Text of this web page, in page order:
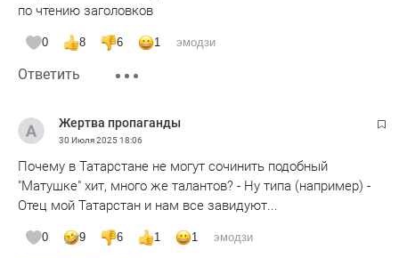
по чтению заголовков
0 8 6 1 эмодзи
Ответить
Жертва пропаганды
30 Июля 202518:06
Почему в Татарстане не могут сочинить подобный
"Матушке" хит, много же талантов? - Ну типа (например) -
Отец мой Татарстан и нам все завидуют...
0 9 6 1 1 эмодзи